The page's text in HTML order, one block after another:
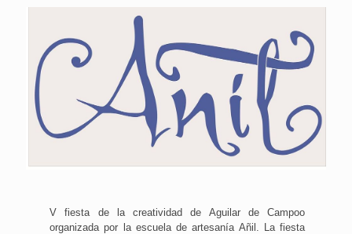
V fiesta de la creatividad de Aguilar de Campoo
organizada por la escuela de artesanía Añil. La fiesta